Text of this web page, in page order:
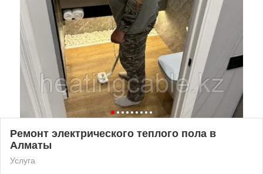
Ремонт электрического теплого пола в
Алматы
Услуга